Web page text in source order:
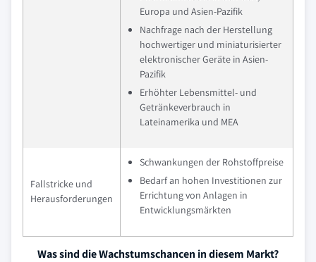
Europa und Asien-Pazifik
Nachfrage nach der Herstellung
hochwertiger und miniaturisierter
elektronischer Geräte in Asien-
Pazifik
Erhöhter Lebensmittel- und
Getränkeverbrauch in
Lateinamerika und MEA
Fallstricke und
Herausforderungen
Schwankungen der Rohstoffpreise
Bedarf an hohen Investitionen zur
Errichtung von Anlagen in
Entwicklungsmärkten
Was sind die Wachstumschancen in diesem Markt?